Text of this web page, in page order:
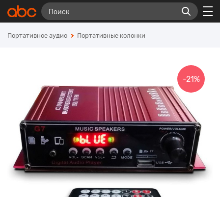
Портативное аудио Портативные колонки
-21%